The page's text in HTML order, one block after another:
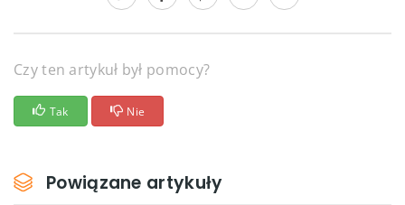
Czy ten artykuł był pomocy?
Tak Nie
Powiązane artykuły